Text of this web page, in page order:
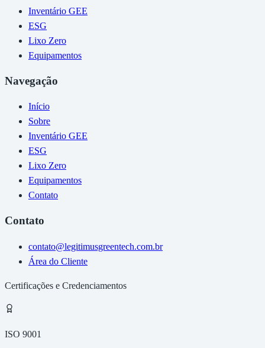
Inventário GEE
ESG
Lixo Zero
Equipamentos
Navegação
Início
Sobre
Inventário GEE
ESG
Lixo Zero
Equipamentos
Contato
Contato
contato@legitimusgreentech.com.br
Área do Cliente
Certificações e Credenciamentos
ISO 9001